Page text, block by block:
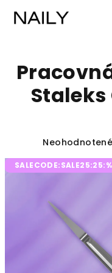
Staleks
Priemerné
produktu
hviezdičiek.
Neohodnotené
SALECODE:SALE25:25:%